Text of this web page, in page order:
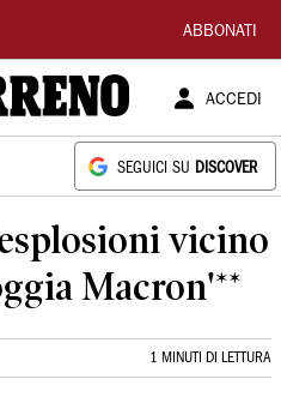
ABBONATI
ACCEDI
SEGUICI SU DISCOVER
vicino
Macron'**
1 MINUTI DI LETTURA